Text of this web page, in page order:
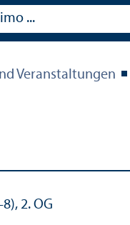
Veranstaltungen
2. OG